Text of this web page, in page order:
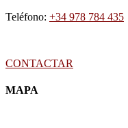
Teléfono: +34 978 784 435
CONTACTAR
MAPA